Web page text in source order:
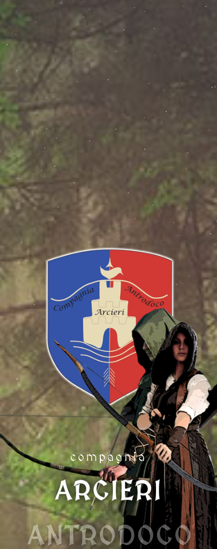
compagnia
ARCIERI
ANTRODOCO